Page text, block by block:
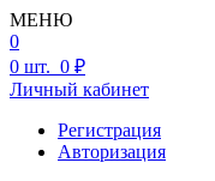
МЕНЮ
0
0 шт. 0 ₽
Личный кабинет
Регистрация
Авторизация